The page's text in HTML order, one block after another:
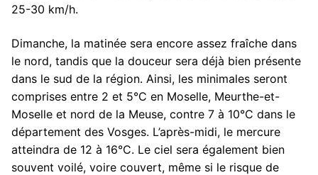
25-30 km/h.
Dimanche, la matinée sera encore assez fraîche dans
le nord, tandis que la douceur sera déjà bien présente
dans le sud de la région. Ainsi, les minimales seront
comprises entre 2 et 5°C en Moselle, Meurthe-et-
Moselle et nord de la Meuse, contre 7 à 10°C dans le
département des Vosges. L’après-midi, le mercure
atteindra de 12 à 16°C. Le ciel sera également bien
souvent voilé, voire couvert, même si le risque de